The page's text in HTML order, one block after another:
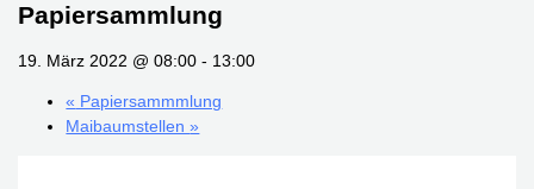
Papiersammlung
19. März 2022 @ 08:00 - 13:00
« Papiersammmlung
Maibaumstellen»